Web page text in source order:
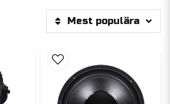
Mest populära